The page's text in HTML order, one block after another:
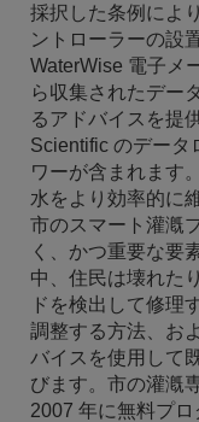
採択した条例によ
ントローラーの設
WaterWise 電子メ
ら収集されたデー
るアドバイスを提
Scientific のデータ
ワーが含まれます
水をより効率的に
市のスマート灌漑
く、かつ重要な要
中、住民は壊れた
ドを検出して修理
調整する方法、お
バイスを使用して
びます。市の灌漑
2007 年に無料プ